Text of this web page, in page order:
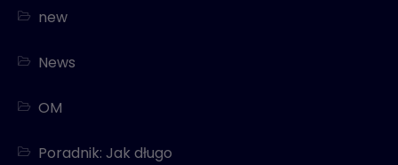
new
News
OM
Poradnik: Jak długo